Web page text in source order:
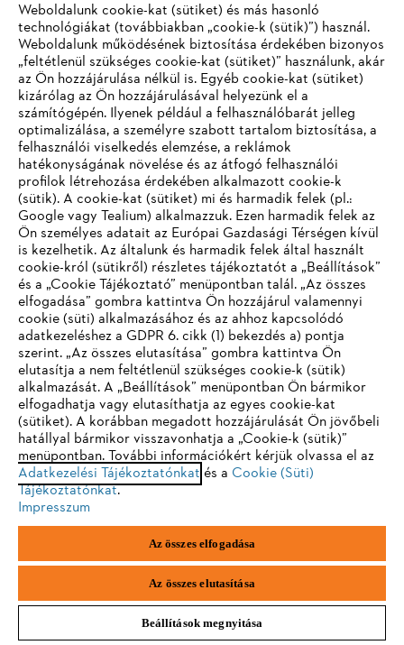
Tárolja, hogy a felhasználó a STIHL belső vagy külső
felhasználója-e.
TAPID
tealiumiq.com
364 nap
harmadik fél
A Tealium EventStream és AudienceStream
felhasználói a Tealium Collect segítségével küldenek
adatokat weboldalaikról és alkalmazásaikból az
ügyféladat-platformra (CDP) feldolgozás céljából.
Ezek az adatgyűjtési kérelmek az eredeti
utag_main_v_id sütire támaszkodnak, de
használhatnak egy TAPID nevű, harmadik féltől
származó sütit is. A legtöbb esetben a TAPID süti
megegyezik az utag_main_v_id azonosítóval, és
Mindkét süti használható elsődleges azonosítóként
a látogatói adatok gyűjtése során.
__Secure-YNID
IHR BROWSER WIRD NICHT
UNTERSTÜTZT
Sie nutzen einen Browser, den wir noch nicht unterstützen. Für
eine optimale Nutzung unserer Seite empfehlen wir Ihnen, zu
einem der folgenden Browser zu wechseln:
Firefox Chrome
Weboldalunk cookie-kat (sütiket) és más hasonló
technológiákat (továbbiakban „cookie-k (sütik)”) használ.
Weboldalunk működésének biztosítása érdekében bizonyos
„feltétlenül szükséges cookie-kat (sütiket)” használunk, akár
az Ön hozzájárulása nélkül is. Egyéb cookie-kat (sütiket)
kizárólag az Ön hozzájárulásával helyezünk el a
számítógépén. Ilyenek például a felhasználóbarát jelleg
optimalizálása, a személyre szabott tartalom biztosítása, a
felhasználói viselkedés elemzése, a reklámok
hatékonyságának növelése és az átfogó felhasználói
profilok létrehozása érdekében alkalmazott cookie-k
(sütik). A cookie-kat (sütiket) mi és harmadik felek (pl.:
Google vagy Tealium) alkalmazzuk. Ezen harmadik felek az
Ön személyes adatait az Európai Gazdasági Térségen kívül
is kezelhetik. Az általunk és harmadik felek által használt
cookie-król (sütikről) részletes tájékoztatót a „Beállítások”
és a „Cookie Tájékoztató” menüpontban talál. „Az összes
elfogadása” gombra kattintva Ön hozzájárul valamennyi
cookie (süti) alkalmazásához és az ahhoz kapcsolódó
adatkezeléshez a GDPR 6. cikk (1) bekezdés a) pontja
szerint. „Az összes elutasítása” gombra kattintva Ön
elutasítja a nem feltétlenül szükséges cookie-k (sütik)
alkalmazását. A „Beállítások” menüpontban Ön bármikor
elfogadhatja vagy elutasíthatja az egyes cookie-kat
(sütiket). A korábban megadott hozzájárulását Ön jövőbeli
hatállyal bármikor visszavonhatja a „Cookie-k (sütik)”
menüpontban. További információkért kérjük olvassa el az
Adatkezelési Tájékoztatónkat és a Cookie (Süti)
Tájékoztatónkat.
Impresszum
Az összes elfogadása
Az összes elutasítása
Beállítások megnyitása